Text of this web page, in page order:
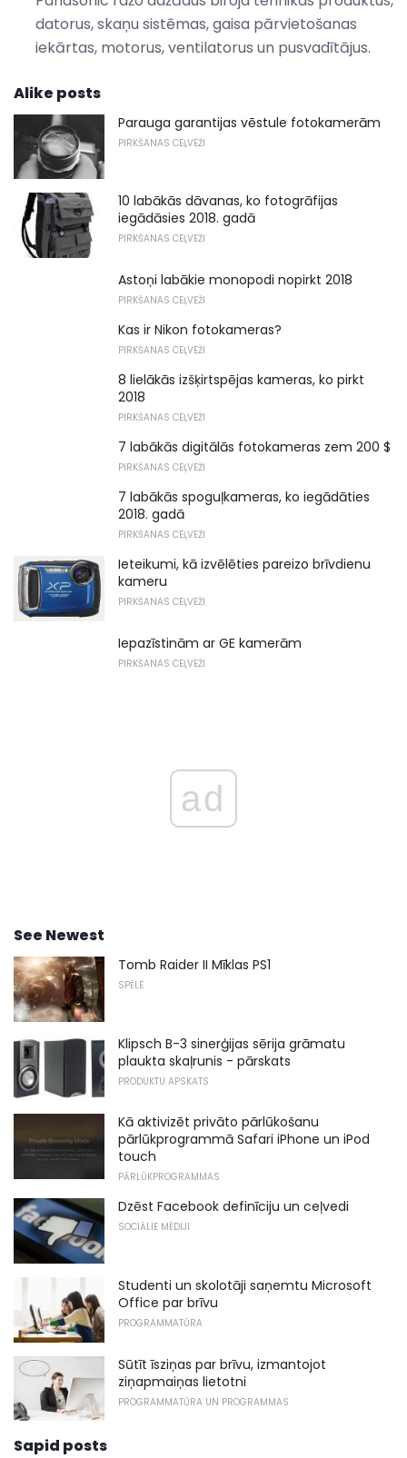
datorus, skaņu sistēmas, gaisa pārvietošanas
iekārtas, motorus, ventilatorus un pusvadītājus.
Alike posts
Parauga garantijas vēstule fotokamerām
PIRKŠANAS CEĻVEŽI
10 labākās dāvanas, ko fotogrāfijas
iegādāsies 2018. gadā
PIRKŠANAS CEĻVEŽI
Astoņi labākie monopodi nopirkt 2018
PIRKŠANAS CEĻVEŽI
Kas ir Nikon fotokameras?
PIRKŠANAS CEĻVEŽI
8 lielākās izšķirtspējas kameras, ko pirkt
2018
PIRKŠANAS CEĻVEŽI
7 labākās digitālās fotokameras zem 200 $
PIRKŠANAS CEĻVEŽI
7 labākās spoguļkameras, ko iegādāties
2018. gadā
PIRKŠANAS CEĻVEŽI
Ieteikumi, kā izvēlēties pareizo brīvdienu
kameru
PIRKŠANAS CEĻVEŽI
Iepazīstinām ar GE kamerām
PIRKŠANAS CEĻVEŽI
ad
See Newest
Tomb Raider II Mīklas PS1
SPĒLE
Klipsch B-3 sinerģijas sērija grāmatu
plaukta skaļrunis - pārskats
PRODUKTU APSKATS
Kā aktivizēt privāto pārlūkošanu
pārlūkprogrammā Safari iPhone un iPod
touch
PĀRLŪKPROGRAMMAS
Dzēst Facebook definīciju un ceļvedi
SOCIĀLIE MĒDIJI
Studenti un skolotāji saņemtu Microsoft
Office par brīvu
PROGRAMMATŪRA
Sūtīt īsziņas par brīvu, izmantojot
ziņapmaiņas lietotni
PROGRAMMATŪRA UN PROGRAMMAS
Sapid posts